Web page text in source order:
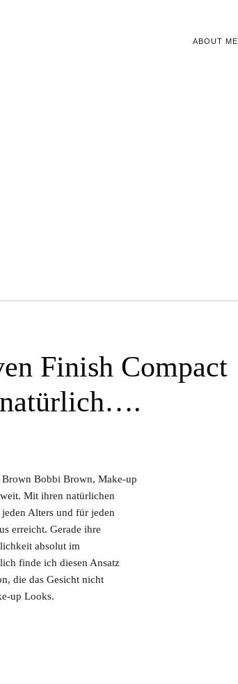
ABOUT ME
Finish Compact
natürlich….
Brown Bobbi Brown, Make-up
Mit ihren natürlichen
Alters und für jeden
erreicht. Gerade ihre
absolut im
finde ich diesen Ansatz
die das Gesicht nicht
up Looks.